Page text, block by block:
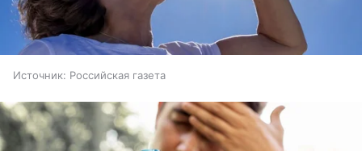
Источник: Российская газета